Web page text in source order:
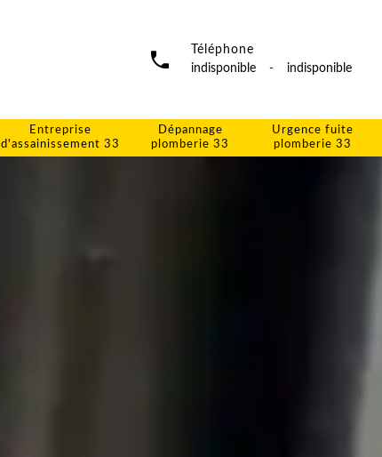
Téléphone
indisponible
- indisponible
Entreprise
d'assainissement 33
Dépannage
plomberie 33
Urgence fuite
plomberie 33